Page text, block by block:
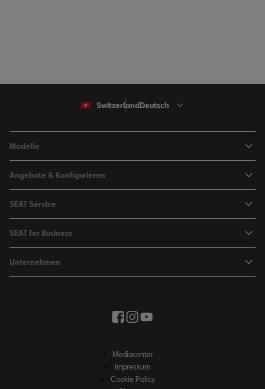
Switzerland Deutsch
Modelle
Ibiza
Leon Sportstourer
Leon
Ateca
Angebote & Konfigurieren
Angebote
Kataloge und Preislisten
SEAT Occasionen
Zubehör Shop
SEAT Service
SEAT Service
Zubehör & Accessoires
SEAT for Business
Angebote
Unternehmen
Mediacenter
Impressum
Cookie Policy